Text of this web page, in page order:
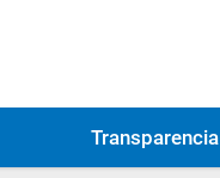
Transparencia